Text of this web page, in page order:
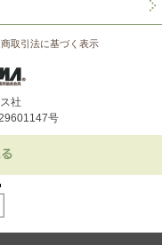
取引法に基づく表示
社
号